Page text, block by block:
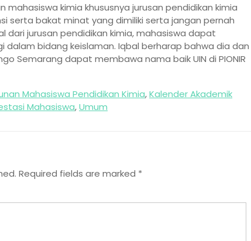
kimia khususnya jurusan pendidikan kimia
serta bakat minat yang dimiliki serta jangan pernah
dari jurusan pendidikan kimia, mahasiswa dapat
bidang keislaman. Iqbal berharap bahwa dia dan
Semarang dapat membawa nama baik UIN di PIONIR
Mahasiswa Pendidikan Kimia,Kalender Akademik
Mahasiswa,Umum
Required fields are marked *